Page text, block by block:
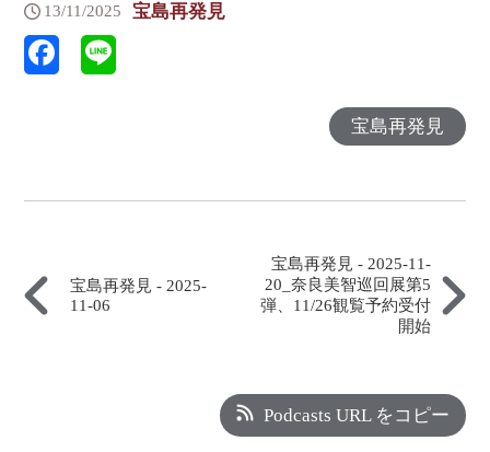
13/11/2025 宝島再発見
宝島再発見
宝島再発見 - 2025-
11-06
宝島再発見 - 2025-11-
20_奈良美智巡回展第5
弾、11/26観覧予約受付
開始
Podcasts URL をコピー